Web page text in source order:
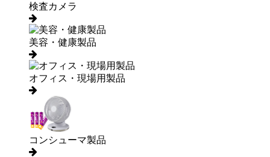
検査カメラ
美容・健康製品
オフィス・現場用製品
コンシューマ製品